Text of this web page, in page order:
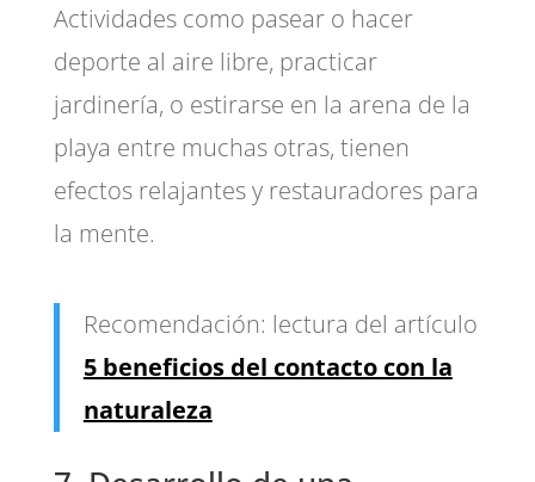
Actividades como pasear o hacer
deporte al aire libre, practicar
jardinería, o estirarse en la arena de la
playa entre muchas otras, tienen
efectos relajantes y restauradores para
la mente.
Recomendación: lectura del artículo
5 beneficios del contacto con la
naturaleza